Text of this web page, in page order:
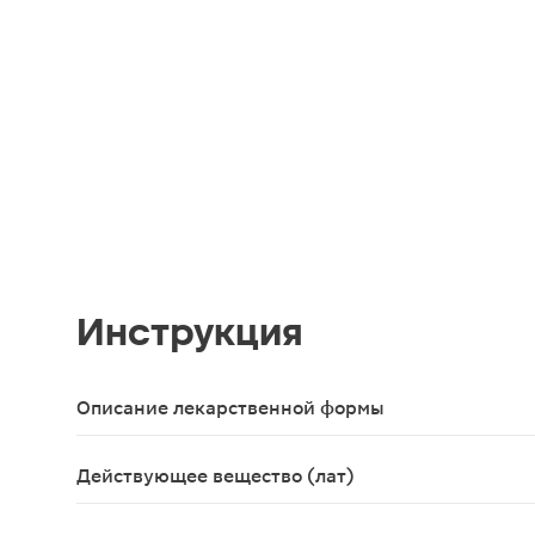
Инструкция
Описание лекарственной формы
Смесь цельных цветочных корзинок,
Действующее вещество (лат)